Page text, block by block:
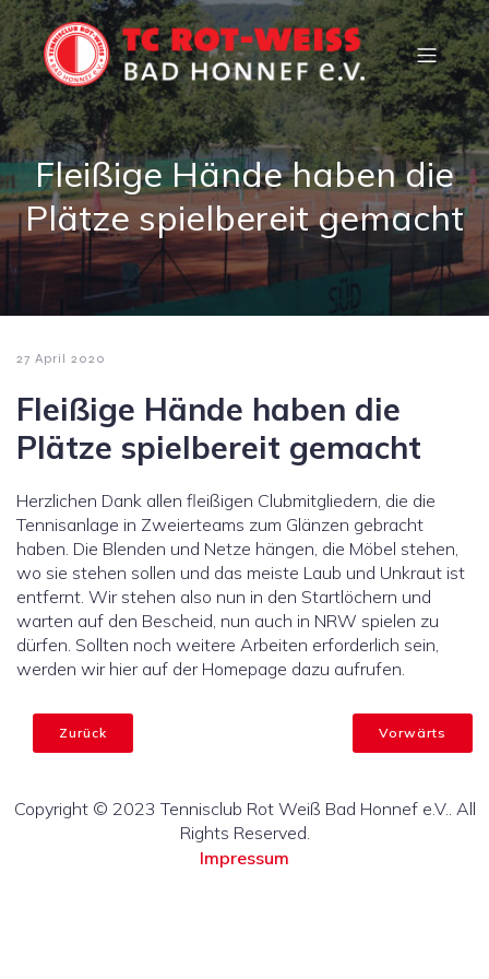
Fleißige Hände haben die
Plätze spielbereit gemacht
27 April 2020
Fleißige Hände haben die
Plätze spielbereit gemacht
Herzlichen Dank allen fleißigen Clubmitgliedern, die die
Tennisanlage in Zweierteams zum Glänzen gebracht
haben. Die Blenden und Netze hängen, die Möbel stehen,
wo sie stehen sollen und das meiste Laub und Unkraut ist
entfernt. Wir stehen also nun in den Startlöchern und
warten auf den Bescheid, nun auch in NRW spielen zu
dürfen. Sollten noch weitere Arbeiten erforderlich sein,
werden wir hier auf der Homepage dazu aufrufen.
Zurück Vorwärts
Copyright © 2023 Tennisclub Rot Weiß Bad Honnef e.V.. All
Rights Reserved.
Impressum